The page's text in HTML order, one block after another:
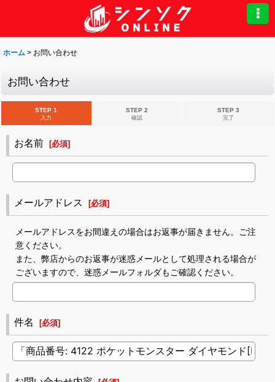
ホーム > お問い合わせ
お問い合わせ
STEP 1
入力
STEP 2
確認
STEP 3
完了
お名前 [必須]
メールアドレス [必須]
メールアドレスをお間違えの場合はお返事が届きません。ご注
意ください。
また、弊店からのお返事が迷惑メールとして処理される場合が
ございますので、迷惑メールフォルダもご確認ください。
件名 [必須]